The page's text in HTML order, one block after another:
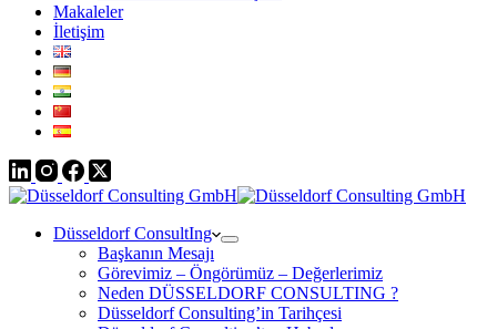
Makaleler
İletişim
Düsseldorf ConsultIng
Başkanın Mesajı
Görevimiz – Öngörümüz – Değerlerimiz
Neden DÜSSELDORF CONSULTING ?
Düsseldorf Consulting’in Tarihçesi